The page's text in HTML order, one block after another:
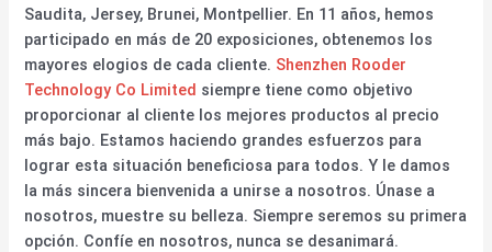
Saudita, Jersey, Brunei, Montpellier. En 11 años, hemos
participado en más de 20 exposiciones, obtenemos los
mayores elogios de cada cliente. Shenzhen Rooder
Technology Co Limited siempre tiene como objetivo
proporcionar al cliente los mejores productos al precio
más bajo. Estamos haciendo grandes esfuerzos para
lograr esta situación beneficiosa para todos. Y le damos
la más sincera bienvenida a unirse a nosotros. Únase a
nosotros, muestre su belleza. Siempre seremos su primera
opción. Confíe en nosotros, nunca se desanimará.